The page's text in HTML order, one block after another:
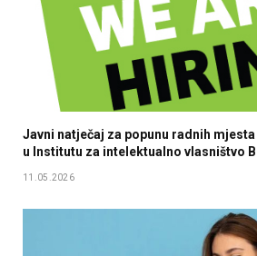
Javni natječaj za popunu radnih
u Institutu za intelektualno vlasništvo
11.05.2026